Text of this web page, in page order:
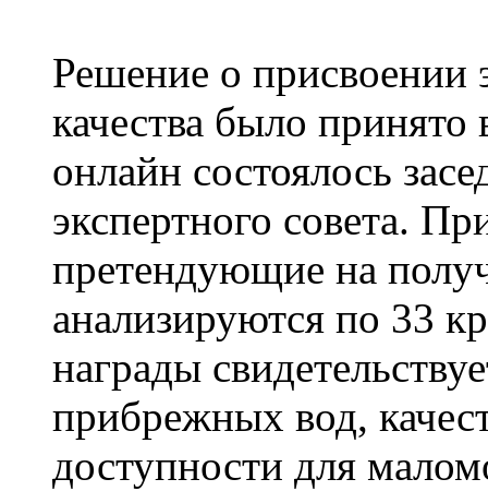
Решение о присвоении
качества было принято
онлайн состоялось
экспертного совета.
претендующие на
анализируются по 33
награды
прибрежных вод,
доступности для